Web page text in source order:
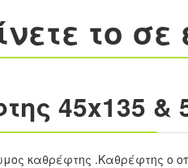
το
45x135 &
καθρέφτης .Καθρέφτης ο